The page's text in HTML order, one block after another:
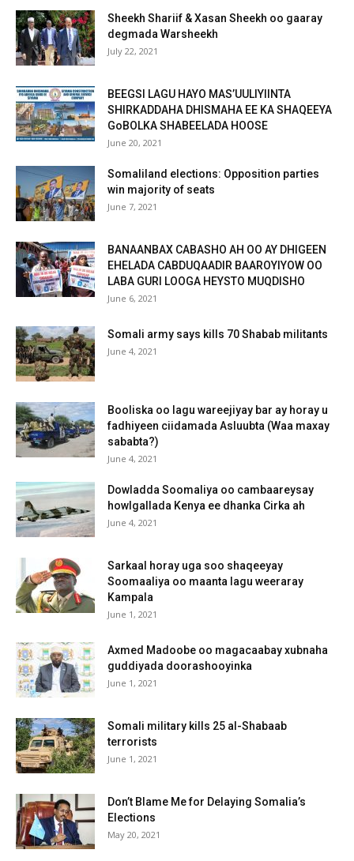
Sheekh Shariif & Xasan Sheekh oo gaaray
degmada Warsheekh
July 22, 2021
BEEGSI LAGU HAYO MAS’UULIYIINTA
SHIRKADDAHA DHISMAHA EE KA SHAQEEYA
GoBOLKA SHABEELADA HOOSE
June 20, 2021
Somaliland elections: Opposition parties
win majority of seats
June 7, 2021
BANAANBAX CABASHO AH OO AY DHIGEEN
EHELADA CABDUQAADIR BAAROYIYOW OO
LABA GURI LOOGA HEYSTO MUQDISHO
June 6, 2021
Somali army says kills 70 Shabab militants
June 4, 2021
Booliska oo lagu wareejiyay bar ay horay u
fadhiyeen ciidamada Asluubta (Waa maxay
sababta?)
June 4, 2021
Dowladda Soomaliya oo cambaareysay
howlgallada Kenya ee dhanka Cirka ah
June 4, 2021
Sarkaal horay uga soo shaqeeyay
Soomaaliya oo maanta lagu weeraray
Kampala
June 1, 2021
Axmed Madoobe oo magacaabay xubnaha
guddiyada doorashooyinka
June 1, 2021
Somali military kills 25 al-Shabaab
terrorists
June 1, 2021
Don’t Blame Me for Delaying Somalia’s
Elections
May 20, 2021